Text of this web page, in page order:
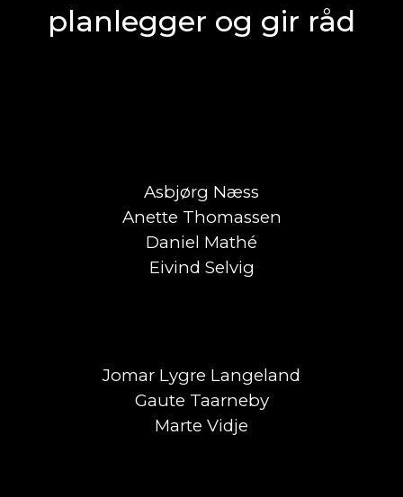
planlegger og gir råd
Asbjørg Næss
Anette Thomassen
Daniel Mathé
Eivind Selvig
Jomar Lygre Langeland
Gaute Taarneby
Marte Vidje